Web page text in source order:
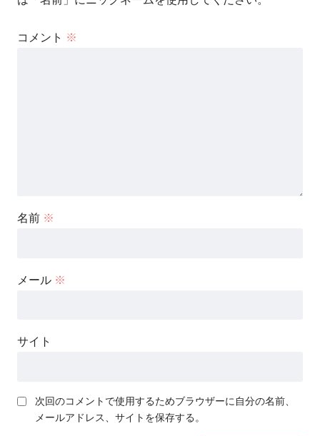
コメント ※
名前 ※
メール ※
サイト
次回のコメントで使用するためブラウザーに自分の名前、
メールアドレス、サイトを保存する。